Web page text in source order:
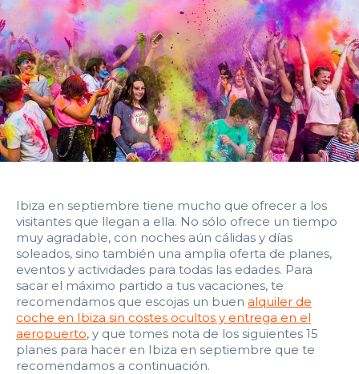
Ibiza en septiembre tiene mucho que ofrecer a los
visitantes que llegan a ella. No sólo ofrece un tiempo
muy agradable, con noches aún cálidas y días
soleados, sino también una amplia oferta de planes,
eventos y actividades para todas las edades. Para
sacar el máximo partido a tus vacaciones, te
recomendamos que escojas un buen alquiler de
coche en Ibiza sin costes ocultos y entrega en el
aeropuerto, y que tomes nota de los siguientes 15
planes para hacer en Ibiza en septiembre que te
recomendamos a continuación.
14:00 14:30 15:00 15:30
16:00 16:30 17:00 17:30
18:00 18:30 19:00 19:30
20:00 20:30 21:00 21:30
22:00 22:30 23:00 23:30
Fecha y hora devolución:
0:00 0:30 1:00 1:30
2:00 2:30 3:00 3:30